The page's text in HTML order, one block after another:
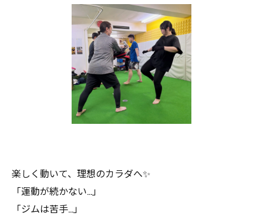
楽しく動いて、理想のカラダへ✨
「運動が続かない…」
「ジムは苦手…」